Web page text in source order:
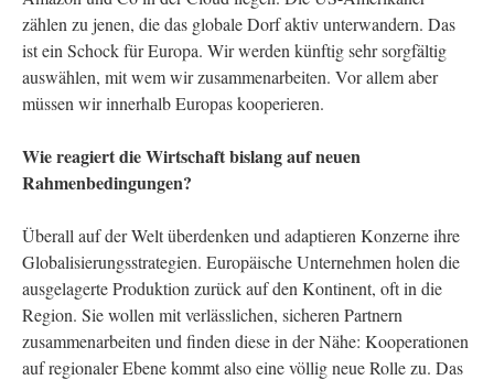
zählen zu jenen, die das globale Dorf aktiv unterwandern. Das
ist ein Schock für Europa. Wir werden künftig sehr sorgfältig
auswählen, mit wem wir zusammenarbeiten. Vor allem aber
müssen wir innerhalb Europas kooperieren.
Wie reagiert die Wirtschaft bislang auf neuen
Rahmenbedingungen?
Überall auf der Welt überdenken und adaptieren Konzerne ihre
Globalisierungsstrategien. Europäische Unternehmen holen die
ausgelagerte Produktion zurück auf den Kontinent, oft in die
Region. Sie wollen mit verlässlichen, sicheren Partnern
zusammenarbeiten und finden diese in der Nähe: Kooperationen
auf regionaler Ebene kommt also eine völlig neue Rolle zu. Das